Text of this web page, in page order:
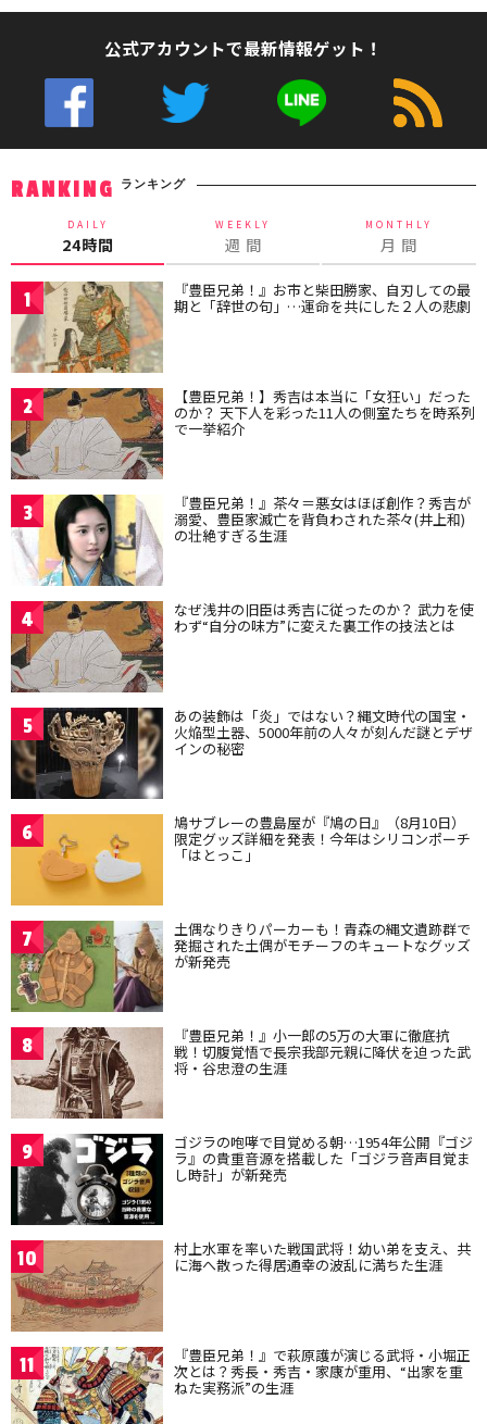
公式アカウントで最新情報ゲット！
RANKING ランキング
DAILY
24時間
WEEKLY
週 間
MONTHLY
月 間
1 『豊臣兄弟！』お市と柴田勝家、自刃しての最
期と「辞世の句」…運命を共にした２人の悲劇
2 【豊臣兄弟！】秀吉は本当に「女狂い」だった
のか？ 天下人を彩った11人の側室たちを時系列
で一挙紹介
3 『豊臣兄弟！』茶々＝悪女はほぼ創作？秀吉が
溺愛、豊臣家滅亡を背負わされた茶々(井上和)
の壮絶すぎる生涯
4 なぜ浅井の旧臣は秀吉に従ったのか？ 武力を使
わず“自分の味方”に変えた裏工作の技法とは
5 あの装飾は「炎」ではない？縄文時代の国宝・
火焔型土器、5000年前の人々が刻んだ謎とデザ
インの秘密
6 鳩サブレーの豊島屋が『鳩の日』（8月10日）
限定グッズ詳細を発表！今年はシリコンポーチ
「はとっこ」
7 土偶なりきりパーカーも！青森の縄文遺跡群で
発掘された土偶がモチーフのキュートなグッズ
が新発売
8 『豊臣兄弟！』小一郎の5万の大軍に徹底抗
戦！切腹覚悟で長宗我部元親に降伏を迫った武
将・谷忠澄の生涯
9 ゴジラの咆哮で目覚める朝…1954年公開『ゴジ
ラ』の貴重音源を搭載した「ゴジラ音声目覚ま
し時計」が新発売
10 村上水軍を率いた戦国武将！幼い弟を支え、共
に海へ散った得居通幸の波乱に満ちた生涯
11 『豊臣兄弟！』で萩原護が演じる武将・小堀正
次とは？秀長・秀吉・家康が重用、“出家を重
ねた実務派”の生涯